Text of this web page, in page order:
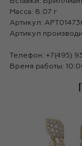
Масса: 8.07 г
Артикул:
Артикул
Телефон: +7(495)
Время работы: